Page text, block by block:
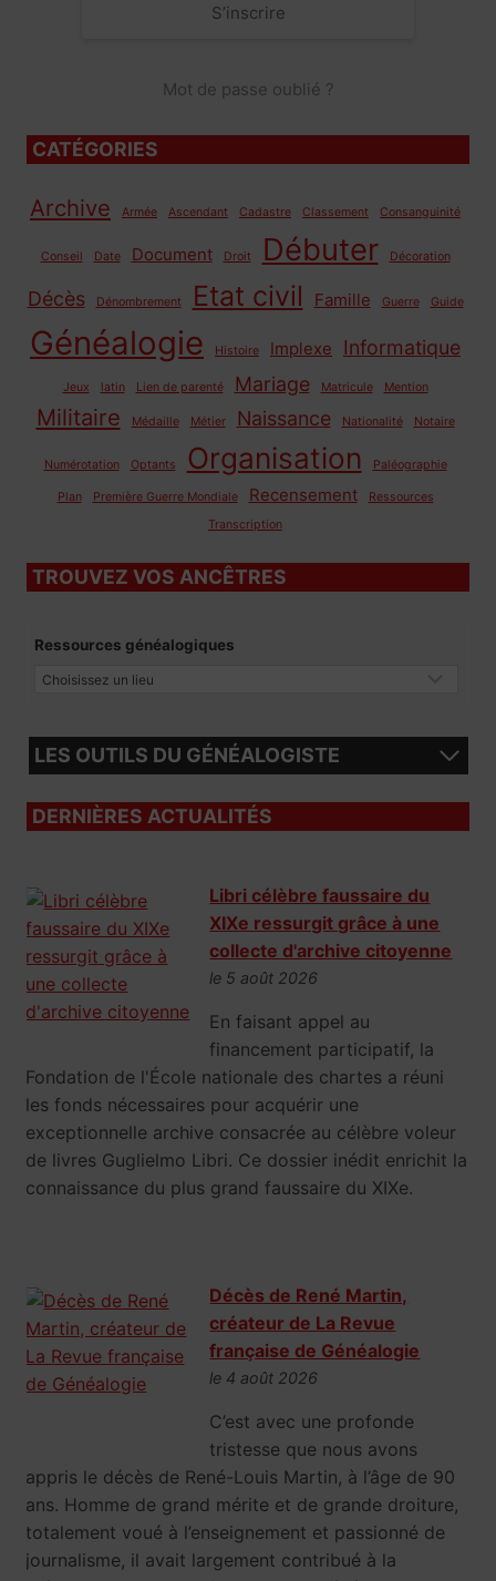
S’inscrire
Mot de passe oublié ?
CATÉGORIES
Archive Armée Ascendant Cadastre Classement Consanguinité
Conseil Date Document Droit Débuter Décoration
Décès Dénombrement Etat civil Famille Guerre Guide
Généalogie Histoire Implexe Informatique
Jeux latin Lien de parenté Mariage Matricule Mention
Militaire Médaille Métier Naissance Nationalité Notaire
Numérotation Optants Organisation Paléographie
Plan Première Guerre Mondiale Recensement
Ressources
Transcription
TROUVEZ VOS ANCÊTRES
Ressources généalogiques
LES OUTILS DU GÉNÉALOGISTE
DERNIÈRES ACTUALITÉS
Libri célèbre faussaire du
XIXe ressurgit grâce à une
collecte d'archive citoyenne
le 5 août 2026
En faisant appel au
financement participatif, la
Fondation de l'École nationale des chartes a réuni
les fonds nécessaires pour acquérir une
exceptionnelle archive consacrée au célèbre voleur
de livres Guglielmo Libri. Ce dossier inédit enrichit la
connaissance du plus grand faussaire du XIXe.
Décès de René Martin,
créateur de La Revue
française de Généalogie
le 4 août 2026
C’est avec une profonde
tristesse que nous avons
appris le décès de René-Louis Martin, à l’âge de 90
ans. Homme de grand mérite et de grande droiture,
totalement voué à l’enseignement et passionné de
journalisme, il avait largement contribué à la